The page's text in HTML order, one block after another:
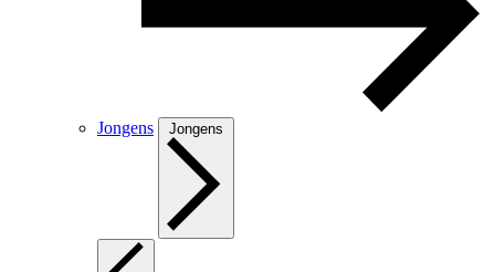
Jongens Jongens